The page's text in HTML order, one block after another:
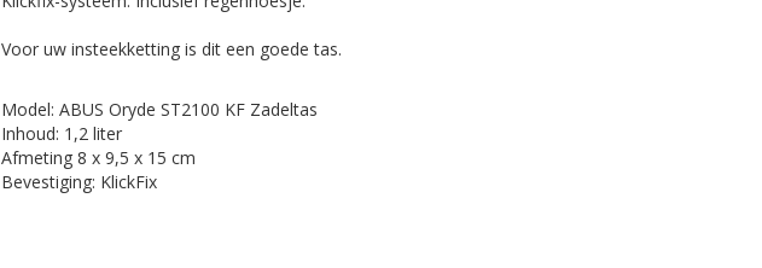
Voor uw insteekketting is dit een goede tas.
Model: ABUS Oryde ST2100 KF Zadeltas
Inhoud: 1,2 liter
Afmeting 8 x 9,5 x 15 cm
Bevestiging: KlickFix